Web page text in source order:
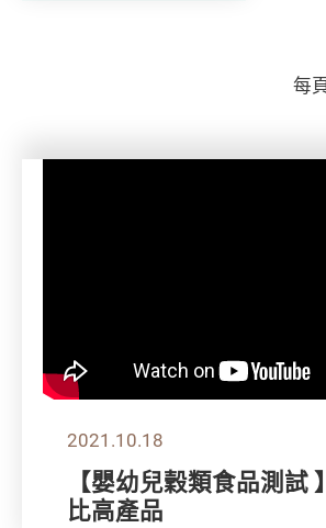
每
2021.10.18
【嬰幼兒穀類食品測試
比高產品